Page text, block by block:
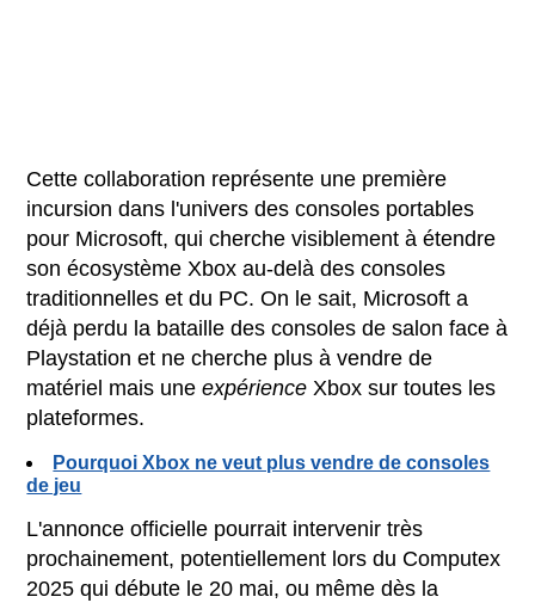
Cette collaboration représente une première
incursion dans l'univers des consoles portables
pour Microsoft, qui cherche visiblement à étendre
son écosystème Xbox au-delà des consoles
traditionnelles et du PC. On le sait, Microsoft a
déjà perdu la bataille des consoles de salon face à
Playstation et ne cherche plus à vendre de
matériel mais uneexpérience Xbox sur toutes les
plateformes.
Pourquoi Xbox ne veut plus vendre de consoles
de jeu
L'annonce officielle pourrait intervenir très
prochainement, potentiellement lors du Computex
2025 qui débute le 20 mai, ou même dès la